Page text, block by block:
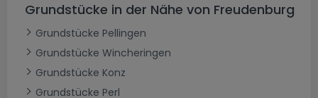
Grundstücke in der Nähe von Freudenburg
Grundstücke Pellingen
Grundstücke Wincheringen
Grundstücke Konz
Grundstücke Perl